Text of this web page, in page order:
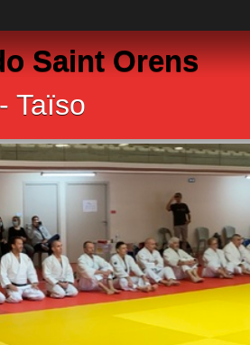
Saint Orens
Taïso